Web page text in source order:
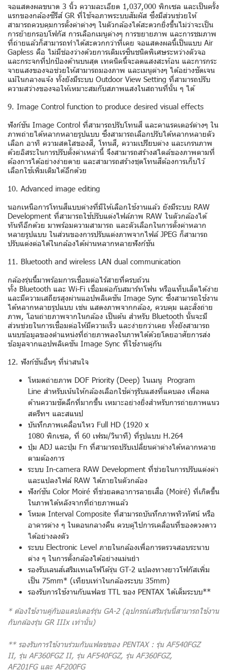
จอแสดงผลขนาด 3 นิ้ว ความละเอียด 1,037,000 พิกเซล และเป็นครั้ง
แรกของกล้องซีรีส์ GR ที่ใช้จอภาพระบบสัมผัส ซึ่งมีส่วนช่วยให้
สามารถควบคุมการตั้งค่าต่างๆ ในตัวกล้องได้สะดวกยิ่งขึ้นไม่ว่าจะเป็น
การย้ายกรอบโฟกัส การเลือกเมนูต่างๆ การขยายภาพ และการชมภาพ
ที่ถ่ายแล้วก็สามารถทำได้สะดวกกว่าที่เคย จอแสดงผลนี้เป็นแบบ Air
Gapless คือ ไม่มีช่องว่างด้วยการเติมเรซิ่นชนิดพิเศษระหว่างตัวจอ
และกระจกที่ปกป้องด้านบนสุด เทคนิคนี้จะลดแสงสะท้อน และการกระ
จายแสงของจอช่วยให้สามารถมองภาพ และเมนูต่างๆ ได้อย่างชัดเจน
แม้ในกลางแจ้ง ทั้งยังมีระบบ Outdoor View Setting ที่สามารถปรับ
ความสว่างของจอให้เหมาะสมกับสภาพแสงในสถานที่นั้น ๆ ได้
9. Image Control function to produce desired visual effects
ฟังก์ชัน Image Control ที่สามารถปรับโทนสี และคาแรคเตอร์ต่างๆ ใน
ภาพถ่ายได้หลากหลายรูปแบบ ซึ่งสามารถเลือกปรับได้หลากหลายตัว
เลือก อาทิ ความสดใสของสี, โทนสี, ความเปรียบต่าง และเกรนภาพ
ด้วยอิสระในการปรับตั้งค่าเหล่านี้ จึงสามารถสร้างสไตล์ของภาพตามที่
ต้องการได้อย่างง่ายดาย และสามารถสร้างชุดโทนสีต้องการเก็บไว้
เลือกใช้เพิ่มเติมได้อีกด้วย
10. Advanced image editing
นอกเหนือการโทนสีแบบต่างที่มีให้เลือกใช้งานแล้ว ยังมีระบบ RAW
Development ที่สามารถใช้ปรับแต่งไฟล์ภาพ RAW ในตัวกล้องได้
ทันทีอีกด้วย มาพร้อมความสามารถ และตัวเลือกในการตั้งค่าหลาก
หลายรูปแบบ ในส่วนของการปรับแต่งภาพจากไฟล์ JPEG ก็สามารถ
ปรับแต่งต่อได้ในกล้องได้ผ่านหลากหลายฟังก์ชัน
11. Bluetooth and wireless LAN dual communication
กล้องรุ่นนี้มาพร้อมการเชื่อมต่อไร้สายที่ครบถ้วน
ทั้ง Bluetooth และ Wi-Fi เชื่อมต่อกับสมาร์ทโฟน หรือแท็บเล็ตได้ง่าย
และมีความเสถียรสูงผ่านแอปพลิเคชัน Image Sync ซึ่งสามารถใช้งาน
ได้หลากหลายรูปแบบ เช่น แสดงภาพจากกล้อง, ควบคุม และสั่งถ่าย
ภาพ, โอนถ่ายภาพจากในกล้อง เป็นต้น สำหรับ Bluetooth นั้นจะมี
ส่วนช่วยในการเชื่อมต่อให้มีความเร็ว และง่ายกว่าเคย ทั้งยังสามารถ
แนบข้อมูลของตำแหน่งที่ถ่ายภาพลงในภาพได้ด้วยโดยอาศัยการส่ง
ข้อมูลจากแอปพลิเคชัน Image Sync ที่ใช้งานคู่กัน
12. ฟังก์ชันอื่นๆ ที่น่าสนใจ
โหมดถ่ายภาพ DOF Priority (Deep) ในเมนู Program
Line สำหรับเน้นให้กล้องเลือกใช้ค่ารูรับแสงที่แคบลง เพื่อผล
ด้านความชัดลึกที่มากขึ้น เหมาะอย่างยิ่งสำหรับการถ่ายภาพแนว
สตรีทฯ และสแนป
บันทึกภาพเคลื่อนไหว Full HD (1920 x
1080 พิกเซล, ที่ 60 เฟรม/วินาที) ที่รูปแบบ H.264
ปุ่ม ADJ และปุ่ม Fn ที่สามารถปรับเปลี่ยนค่าต่างได้หลากหลาย
ตามต้องการ
ระบบ In-camera RAW Development ที่ช่วยในการปรับแต่งค่า
และแปลงไฟล์ RAW ได้ภายในตัวกล้อง
ฟังก์ชัน Color Moiré ที่ช่วยลดอาการลายเสื่อ (Moiré) ที่เกิดขึ้น
ในภาพได้หลังจากที่ถ่ายภาพแล้ว
โหมด Interval Composite ที่สามารถบันทึกภาพทิวทัศน์ หรือ
อาคารต่าง ๆ ในตอนกลางคืน ควบคู่ไปการเคลื่อนที่ของดวงดาว
ได้อย่างลงตัว
ระบบ Electronic Level ภายในกล้องเพื่อการตรวจสอบระนาบ
ต่าง ๆ ในการตั้งกล้องได้อย่างแม่นยำ
รองรับเลนส์เสริมเทเลโฟโต้รุ่น GT-2 แปลงทางยาวโฟกัสเพิ่ม
เป็น 75mm* (เทียบเท่าในกล้องระบบ 35mm)
รองรับการใช้งานกับแฟลช TTL ของ PENTAX ได้เต็มระบบ**
* ต้องใช้งานคู่กับอแดปเตอร์รุ่น GA-2 (อุปกรณ์เสริมรุ่นนี้สามารถใช้งาน
กับกล้องรุ่น GR IIIx เท่านั้น)
** รองรับการใช้งานร่วมกับแฟลชของ PENTAX : รุ่น AF540FGZ
II, รุ่น AF360FGZ II, รุ่น AF540FGZ, รุ่น AF360FGZ,
AF201FG และ AF200FG